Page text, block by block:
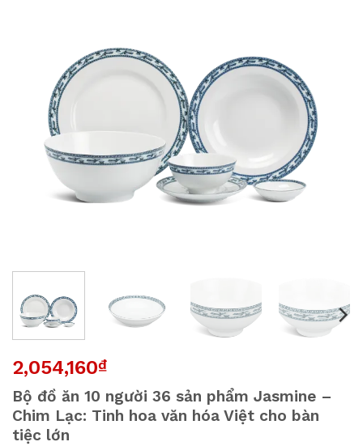
2,054,160₫
Bộ đồ ăn 10 người 36 sản phẩm Jasmine –
Chim Lạc: Tinh hoa văn hóa Việt cho bàn
tiệc lớn